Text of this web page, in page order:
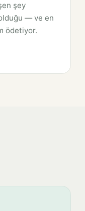
şey
— ve en
ödetiyor.